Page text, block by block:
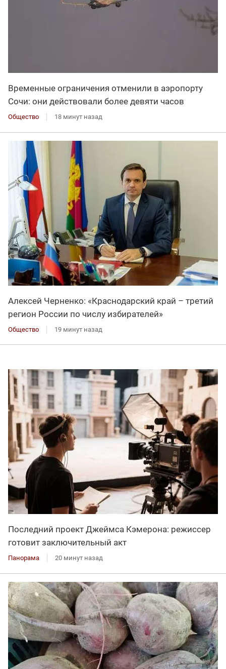
Временные ограничения отменили в аэропорту
Сочи: они действовали более девяти часов
Общество 18 минут назад
Алексей Черненко: «Краснодарский край – третий
регион России по числу избирателей»
Общество 19 минут назад
Последний проект Джеймса Кэмерона: режиссер
готовит заключительный акт
Панорама 20 минут назад